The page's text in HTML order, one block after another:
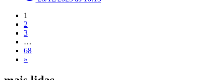
1
2
3
…
68
»